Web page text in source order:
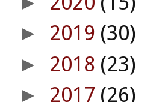
► 2019 (30)
► 2018 (23)
► 2017 (26)